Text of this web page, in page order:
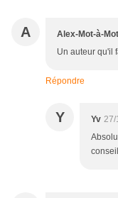
A Alex-Mot-à-
Un auteur qu'il
Répondre
Y Yv 27/